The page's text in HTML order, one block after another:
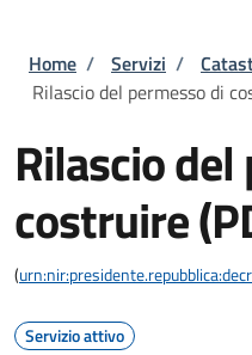
Briciole di
Home / Servizi /
Rilascio del permesso di
Rilascio
costruire
(
Servizio attivo